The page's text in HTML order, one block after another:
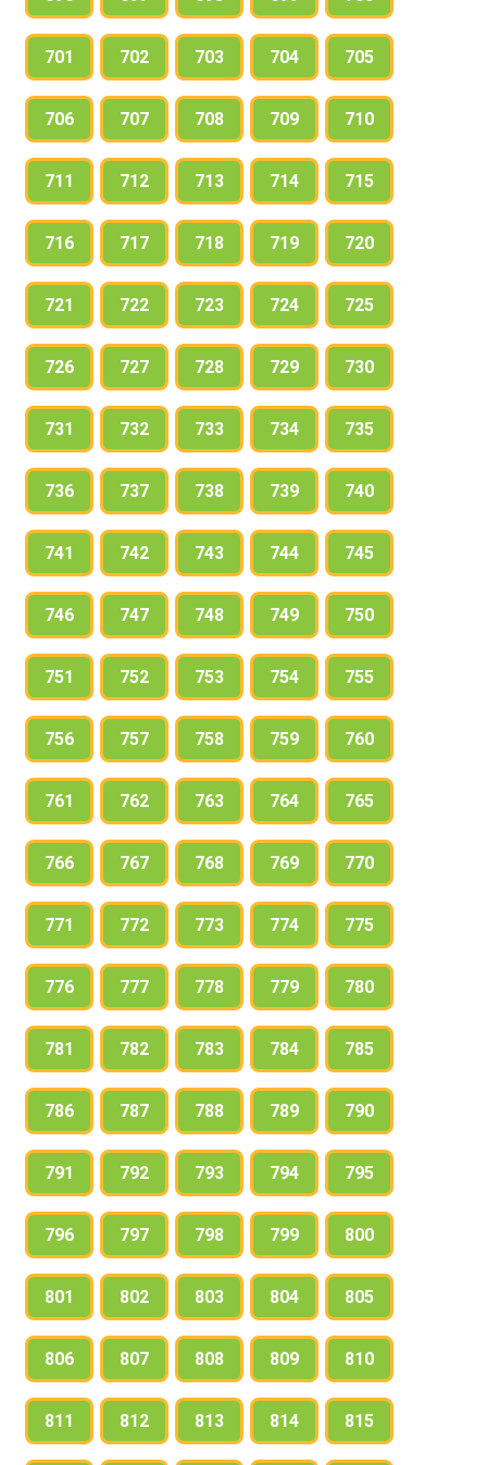
701 702 703 704 705
706 707 708 709 710
711 712 713 714 715
716 717 718 719 720
721 722 723 724 725
726 727 728 729 730
731 732 733 734 735
736 737 738 739 740
741 742 743 744 745
746 747 748 749 750
751 752 753 754 755
756 757 758 759 760
761 762 763 764 765
766 767 768 769 770
771 772 773 774 775
776 777 778 779 780
781 782 783 784 785
786 787 788 789 790
791 792 793 794 795
796 797 798 799 800
801 802 803 804 805
806 807 808 809 810
811 812 813 814 815